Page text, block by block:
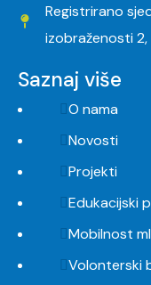
Registrirano
izobraženosti
Saznaj više
O nama
Novosti
Projekti
Edukacijski
Mobilnost
Volonterski